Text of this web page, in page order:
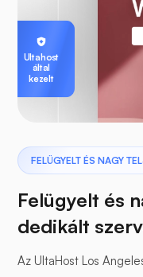
FELÜGYELT ÉS NAGY
Felügyelt és
dedikált
Az UltaHost Los
Ultahost
által
kezelt